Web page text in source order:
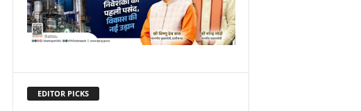
EDITOR PICKS